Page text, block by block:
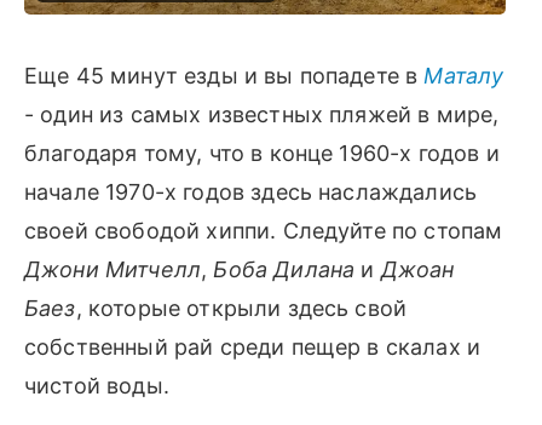
Еще 45 минут езды и вы попадете в Маталу
- один из самых известных пляжей в мире,
благодаря тому, что в конце 1960-х годов и
начале 1970-х годов здесь наслаждались
своей свободой хиппи. Следуйте по стопам
Джони Митчелл, Боба Дилана и Джоан
Баез, которые открыли здесь свой
собственный рай среди пещер в скалах и
чистой воды.